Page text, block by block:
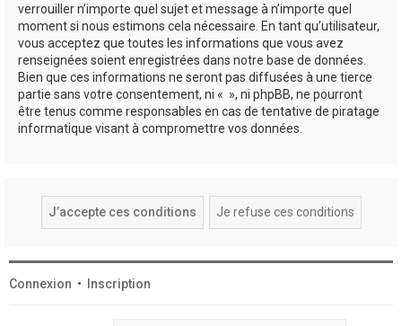
verrouiller n’importe quel sujet et message à n’importe quel
moment si nous estimons cela nécessaire. En tant qu’utilisateur,
vous acceptez que toutes les informations que vous avez
renseignées soient enregistrées dans notre base de données.
Bien que ces informations ne seront pas diffusées à une tierce
partie sans votre consentement, ni « », ni phpBB, ne pourront
être tenus comme responsables en cas de tentative de piratage
informatique visant à compromettre vos données.
Connexion • Inscription